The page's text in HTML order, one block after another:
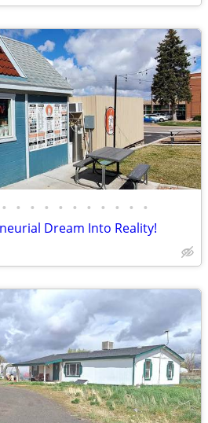
• • • • • • • • • • •
Dream Into Reality!